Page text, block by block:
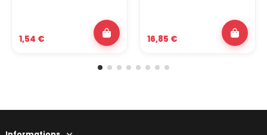
1,54 € 16,85 €